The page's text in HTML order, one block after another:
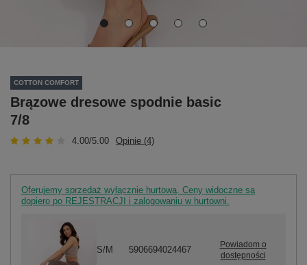
COTTON COMFORT
Brązowe dresowe spodnie basic
7/8
4.00/5.00 Opinie (4)
Oferujemy sprzedaż wyłącznie hurtową. Ceny widoczne są
dopiero po REJESTRACJI i zalogowaniu w hurtowni.
S/M 5906694024467
Powiadom o
dostępności